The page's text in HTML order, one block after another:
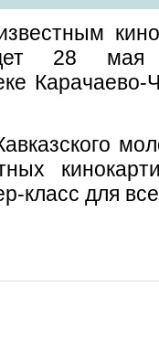
28 мая
Карачаево-
класс для